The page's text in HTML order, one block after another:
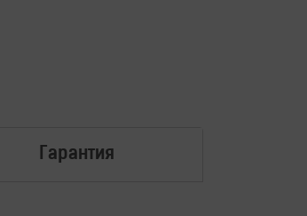
Гарантия